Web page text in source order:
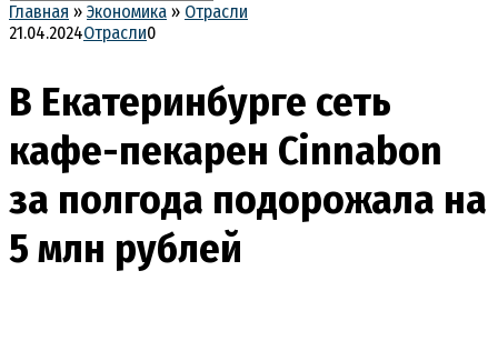
for:
Главная » Экономика » Отрасли
21.04.2024Отрасли0
В Екатеринбурге сеть
кафе-пекарен Cinnabon
за полгода подорожала на
5 млн рублей